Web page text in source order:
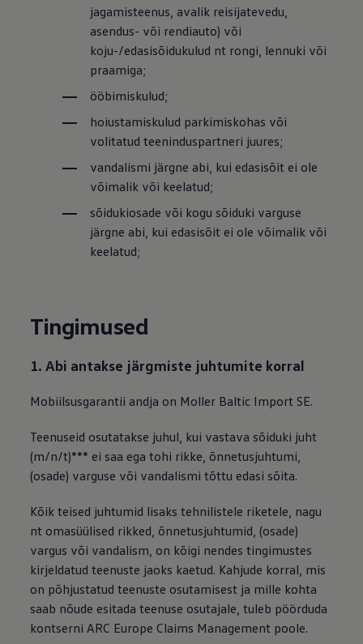
Mootoriõli ja töövedelikud
Veljed ja rehvid
Avarii- ja rikkeabi
Volkswageni teenindus
Lisatarvikud
Sise- ja väliskaitse
Transpordi- ja pagasilahendused
Isikupärastamine
Seinalaadija ja laadimiskaablid
Ringlussevõtt ja tagastamine
Tagasikutsumiskampaaniad
Hoiatus- ja märgutuled
Teie Volkswageni uusimad
Teie Volkswageni uusimad
Digitaalne juhend
myVolkswagen
jagamisteenus, avalik reisijatevedu,
asendus- või rendiauto) või
koju-/edasisõidukulud nt rongi, lennuki või
praamiga;
ööbimiskulud;
hoiustamiskulud parkimiskohas või
volitatud teeninduspartneri juures;
vandalismi järgne abi, kui edasisõit ei ole
võimalik või keelatud;
sõidukiosade või kogu sõiduki varguse
järgne abi, kui edasisõit ei ole võimalik või
keelatud;
Tingimused
1. Abi antakse järgmiste juhtumite korral
Mobiilsusgarantii andja on Moller Baltic Import SE.
Teenuseid osutatakse juhul, kui vastava sõiduki juht
(m/n/t)*** ei saa ega tohi rikke, õnnetusjuhtumi,
(osade) varguse või vandalismi tõttu edasi sõita.
Kõik teised juhtumid lisaks tehnilistele riketele, nagu
nt omasüülised rikked, õnnetusjuhtumid, (osade)
vargus või vandalism, on kõigi nendes tingimustes
kirjeldatud teenuste jaoks kaetud. Kahjude korral, mis
on põhjustatud teenuste osutamisest ja mille kohta
saab nõude esitada teenuse osutajale, tuleb pöörduda
kontserni ARC Europe Claims Management poole.